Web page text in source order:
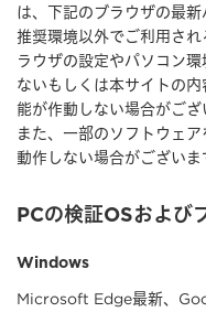
は、下記のブラウザの最新
推奨環境以外でご利用さ
ラウザの設定やパソコン
ないもしくは本サイトの
能が作動しない場合がござ
また、一部のソフトウェ
動作しない場合がございま
PCの検証OSおよび
Windows
Microsoft Edge最新、